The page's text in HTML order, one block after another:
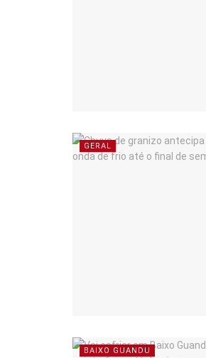
GERAL
BAIXO GUANDU